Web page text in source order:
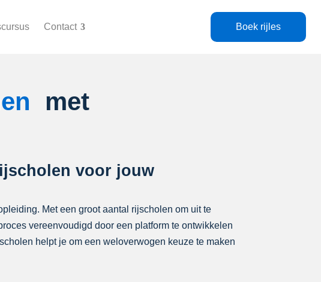
Contact Boek rijles
met
voor jouw
Met een groot aantal rijscholen om uit te
vereenvoudigd door een platform te ontwikkelen
helpt je om een weloverwogen keuze te maken